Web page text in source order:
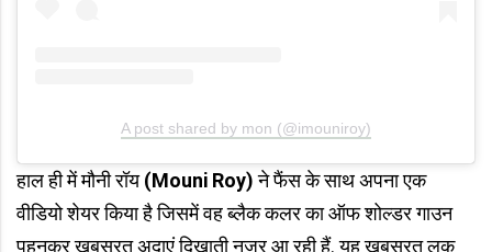
A post shared by mon (@imouniroy)
हाल ही में मौनी रॉय(Mouni Roy)ने फैंस के साथ अपना एक
वीडियो शेयर किया है जिसमें वह ब्लैक कलर का ऑफ शोल्डर गाउन
पहनकर खूबसूरत अदाएं दिखाती नजर आ रही हैं. यह खूबसूरत लुक